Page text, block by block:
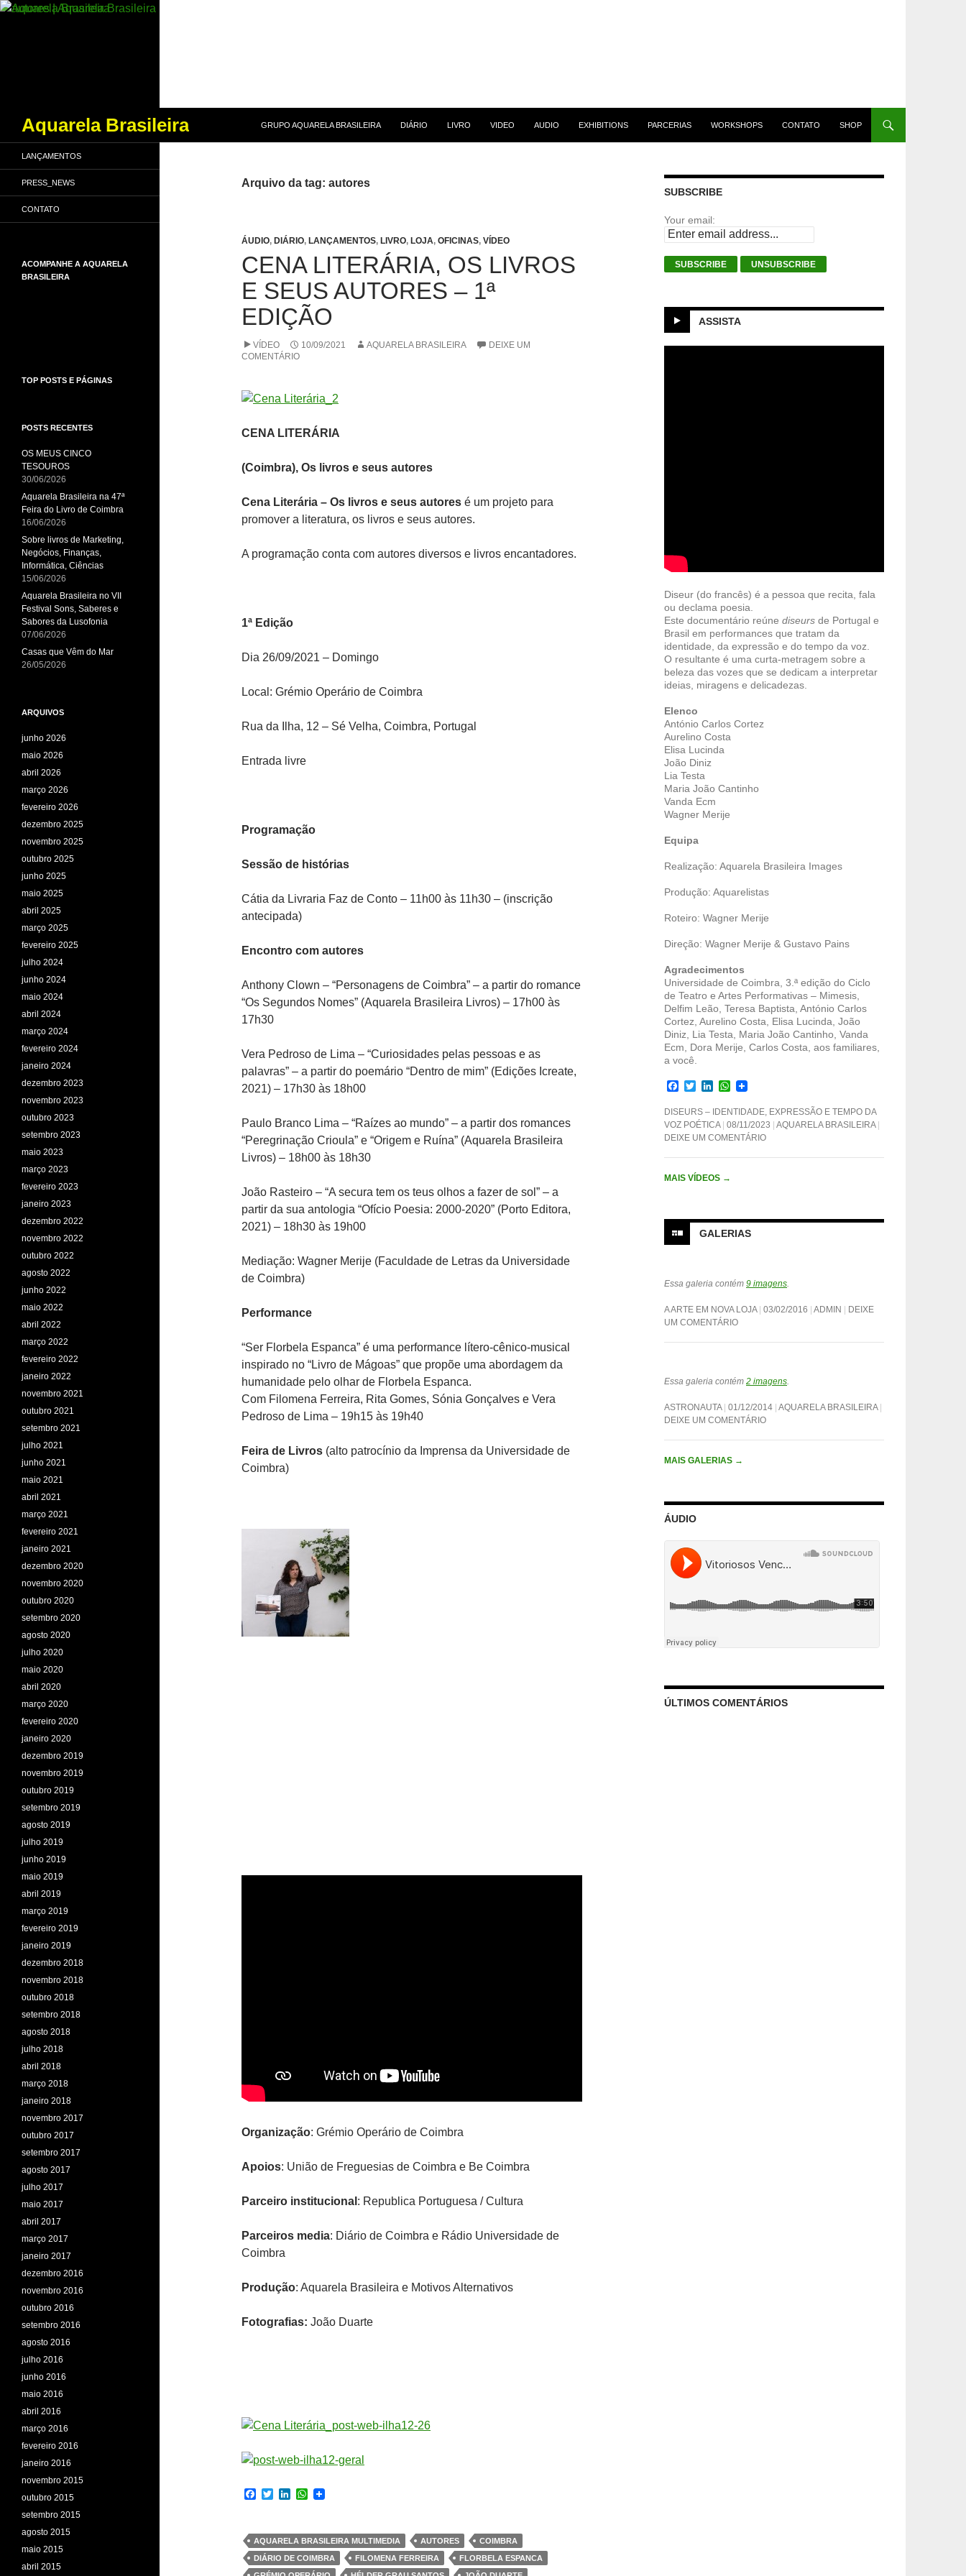
Aquarela Brasileira
GRUPO AQUARELA BRASILEIRA
DIÁRIO LIVRO VIDEO AUDIO EXHIBITIONS PARCERIAS WORKSHOPS CONTATO SHOP
Arquivo da tag: autores
ÁUDIO, DIÁRIO, LANÇAMENTOS, LIVRO, LOJA, OFICINAS, VÍDEO
CENA LITERÁRIA, OS LIVROS
E SEUS AUTORES – 1ª
EDIÇÃO
VÍDEO 10/09/2021 AQUARELA BRASILEIRA
DEIXE UM
COMENTÁRIO
CENA LITERÁRIA
(Coimbra), Os livros e seus autores
Cena Literária – Os livros e seus autores é um projeto para
promover a literatura, os livros e seus autores.
A programação conta com autores diversos e livros encantadores.
1ª Edição
Dia 26/09/2021 – Domingo
Local: Grémio Operário de Coimbra
Rua da Ilha, 12 – Sé Velha, Coimbra, Portugal
Entrada livre
Programação
Sessão de histórias
Cátia da Livraria Faz de Conto – 11h00 às 11h30 – (inscrição
antecipada)
Encontro com autores
Anthony Clown – “Personagens de Coimbra” – a partir do romance
“Os Segundos Nomes” (Aquarela Brasileira Livros) – 17h00 às
17h30
Vera Pedroso de Lima – “Curiosidades pelas pessoas e as
palavras” – a partir do poemário “Dentro de mim” (Edições Icreate,
2021) – 17h30 às 18h00
Paulo Branco Lima – “Raízes ao mundo” – a partir dos romances
“Peregrinação Crioula” e “Origem e Ruína” (Aquarela Brasileira
Livros) – 18h00 às 18h30
João Rasteiro – “A secura tem os teus olhos a fazer de sol” – a
partir da sua antologia “Ofício Poesia: 2000-2020” (Porto Editora,
2021) – 18h30 às 19h00
Mediação: Wagner Merije (Faculdade de Letras da Universidade
de Coimbra)
Performance
“Ser Florbela Espanca” é uma performance lítero-cênico-musical
inspirado no “Livro de Mágoas” que propõe uma abordagem da
humanidade pelo olhar de Florbela Espanca.
Com Filomena Ferreira, Rita Gomes, Sónia Gonçalves e Vera
Pedroso de Lima – 19h15 às 19h40
Feira de Livros (alto patrocínio da Imprensa da Universidade de
Coimbra)
Organização: Grémio Operário de Coimbra
Apoios: União de Freguesias de Coimbra e Be Coimbra
Parceiro institucional : Republica Portuguesa / Cultura
Parceiros media: Diário de Coimbra e Rádio Universidade de
Coimbra
Produção: Aquarela Brasileira e Motivos Alternativos
Fotografias: João Duarte
F
b
o
o
T
t
e
r
L
e
d
I
W
s
A
p
AQUARELA BRASILEIRA MULTIMEDIA AUTORES
COIMBRA
DIÁRIO DE COIMBRA
FILOMENA FERREIRA
FLORBELA ESPANCA
SUBSCRIBE
Your email:
ASSISTA
Diseur (do francês) é a pessoa que recita, fala
ou declama poesia.
Este documentário reúne diseurs de Portugal e
Brasil em performances que tratam da
identidade, da expressão e do tempo da voz.
O resultante é uma curta-metragem sobre a
beleza das vozes que se dedicam a interpretar
ideias, miragens e delicadezas.
Elenco
António Carlos Cortez
Aurelino Costa
Elisa Lucinda
João Diniz
Lia Testa
Maria João Cantinho
Vanda Ecm
Wagner Merije
Equipa
Realização: Aquarela Brasileira Images
Produção: Aquarelistas
Roteiro: Wagner Merije
Direção: Wagner Merije & Gustavo Pains
Agradecimentos
Universidade de Coimbra, 3.ª edição do Ciclo
de Teatro e Artes Performativas – Mimesis,
Delfim Leão, Teresa Baptista, António Carlos
Cortez, Aurelino Costa, Elisa Lucinda, João
Diniz, Lia Testa, Maria João Cantinho, Vanda
Ecm, Dora Merije, Carlos Costa, aos familiares,
a você.
F
c
e
b
o
o
T
i
t
t
e
r
L
n
k
e
d
I
W
a
t
s
A
p
DISEURS – IDENTIDADE, EXPRESSÃO E TEMPO DA
VOZ POÉTICA
08/11/2023
AQUARELA BRASILEIRA
DEIXE UM COMENTÁRIO
MAIS VÍDEOS →
GALERIAS
Essa galeria contém 9 imagens
A ARTE EM NOVA LOJA 03/02/2016 ADMIN
DEIXE
UM COMENTÁRIO
Essa galeria contém 2 imagens
ASTRONAUTA 01/12/2014 AQUARELA BRASILEIRA
DEIXE UM COMENTÁRIO
MAIS GALERIAS →
ÁUDIO
ÚLTIMOS COMENTÁRIOS
LANÇAMENTOS
PRESS_NEWS
CONTATO
ACOMPANHE A AQUARELA
BRASILEIRA
TOP POSTS E PÁGINAS
POSTS RECENTES
OS MEUS CINCO
TESOUROS
30/06/2026
Aquarela Brasileira na 47ª
Feira do Livro de Coimbra
16/06/2026
Sobre livros de Marketing,
Negócios, Finanças,
Informática, Ciências
15/06/2026
Aquarela Brasileira no VII
Festival Sons, Saberes e
Sabores da Lusofonia
07/06/2026
Casas que Vêm do Mar
26/05/2026
ARQUIVOS
junho 2026
maio 2026
abril 2026
março 2026
fevereiro 2026
dezembro 2025
novembro 2025
outubro 2025
junho 2025
maio 2025
abril 2025
março 2025
fevereiro 2025
julho 2024
junho 2024
maio 2024
abril 2024
março 2024
fevereiro 2024
janeiro 2024
dezembro 2023
novembro 2023
outubro 2023
setembro 2023
maio 2023
março 2023
fevereiro 2023
janeiro 2023
dezembro 2022
novembro 2022
outubro 2022
agosto 2022
junho 2022
maio 2022
abril 2022
março 2022
fevereiro 2022
janeiro 2022
novembro 2021
outubro 2021
setembro 2021
julho 2021
junho 2021
maio 2021
abril 2021
março 2021
fevereiro 2021
janeiro 2021
dezembro 2020
novembro 2020
outubro 2020
setembro 2020
agosto 2020
julho 2020
maio 2020
abril 2020
março 2020
fevereiro 2020
janeiro 2020
dezembro 2019
novembro 2019
outubro 2019
setembro 2019
agosto 2019
julho 2019
junho 2019
maio 2019
abril 2019
março 2019
fevereiro 2019
janeiro 2019
dezembro 2018
novembro 2018
outubro 2018
setembro 2018
agosto 2018
julho 2018
abril 2018
março 2018
janeiro 2018
novembro 2017
outubro 2017
setembro 2017
agosto 2017
julho 2017
maio 2017
abril 2017
março 2017
janeiro 2017
dezembro 2016
novembro 2016
outubro 2016
setembro 2016
agosto 2016
julho 2016
junho 2016
maio 2016
abril 2016
março 2016
fevereiro 2016
janeiro 2016
novembro 2015
outubro 2015
setembro 2015
agosto 2015
maio 2015
abril 2015